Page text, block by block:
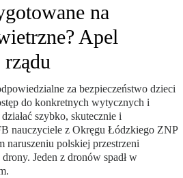
na
Apel
za bezpieczeństwo dzieci
do konkretnych wytycznych i
szybko, skutecznie i
nauczyciele z Okręgu Łódzkiego ZNP
polskiej przestrzeni
Jeden z dronów spadł w